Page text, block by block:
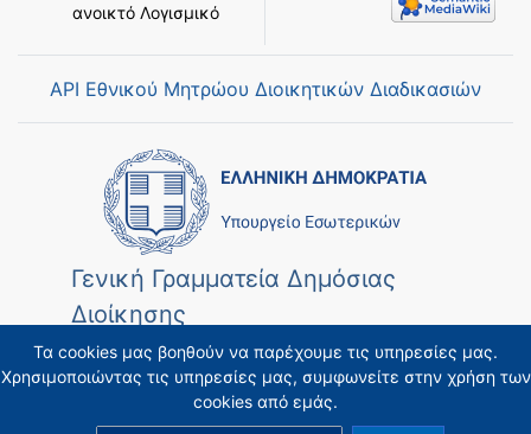
Τα cookies μας βοηθούν να παρέχουμε τις υπηρεσίες μας.
Χρησιμοποιώντας τις υπηρεσίες μας, συμφωνείτε στην χρήση των
cookies από εμάς.
ανοικτό Λογισμικό
API Εθνικού Μητρώου Διοικητικών Διαδικασιών
Γενική Γραμματεία Δημόσιας
Διοίκησης